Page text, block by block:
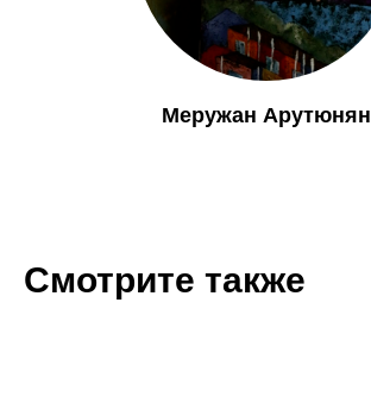
Меружан Арутюнян
Смотрите также